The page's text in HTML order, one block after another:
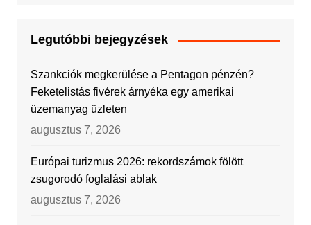
Legutóbbi bejegyzések
Szankciók megkerülése a Pentagon pénzén?
Feketelistás fivérek árnyéka egy amerikai
üzemanyag üzleten
augusztus 7, 2026
Európai turizmus 2026: rekordszámok fölött
zsugorodó foglalási ablak
augusztus 7, 2026